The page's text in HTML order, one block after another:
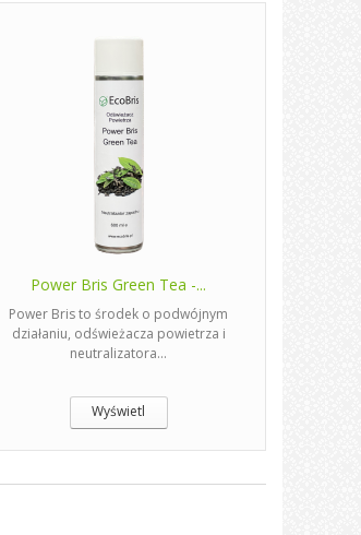
Power Bris Green Tea -...
Power Bris to środek o podwójnym
działaniu, odświeżacza powietrza i
neutralizatora...
Wyświetl